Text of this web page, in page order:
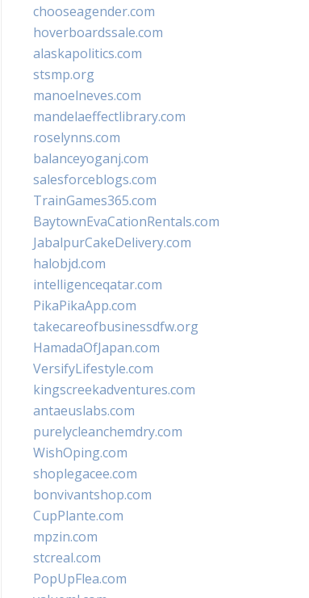
chooseagender.com
hoverboardssale.com
alaskapolitics.com
stsmp.org
manoelneves.com
mandelaeffectlibrary.com
roselynns.com
balanceyoganj.com
salesforceblogs.com
TrainGames365.com
BaytownEvaCationRentals.com
JabalpurCakeDelivery.com
halobjd.com
intelligenceqatar.com
PikaPikaApp.com
takecareofbusinessdfw.org
HamadaOfJapan.com
VersifyLifestyle.com
kingscreekadventures.com
antaeuslabs.com
purelycleanchemdry.com
WishOping.com
shoplegacee.com
bonvivantshop.com
CupPlante.com
mpzin.com
stcreal.com
PopUpFlea.com